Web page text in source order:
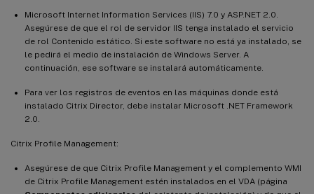
Microsoft Internet Information Services (IIS) 7.0 y ASP.NET 2.0.
Asegúrese de que el rol de servidor IIS tenga instalado el servicio
de rol Contenido estático. Si este software no está ya instalado, se
le pedirá el medio de instalación de Windows Server. A
continuación, ese software se instalará automáticamente.
Para ver los registros de eventos en las máquinas donde está
instalado Citrix Director, debe instalar Microsoft .NET Framework
2.0.
Citrix Profile Management:
Asegúrese de que Citrix Profile Management y el complemento WMI
de Citrix Profile Management estén instalados en el VDA (página